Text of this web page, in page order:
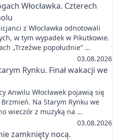
Włocławka. Czterech
z Włocławka odnotowali
w tym wypadek w Pikutkowie.
„Trzeźwe popołudnie” …
03.08.2026
Rynku. Finał wakacji we
Anwilu Włocławek pojawią się
Na Starym Rynku we
wieczór z muzyką na …
03.08.2026
zamknięty nocą.